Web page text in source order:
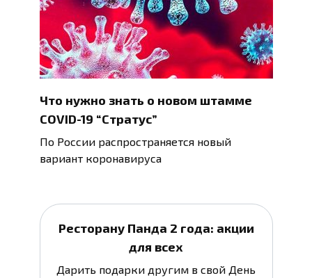
Что нужно знать о новом штамме
COVID-19 “Стратус”
По России распространяется новый
вариант коронавируса
Ресторану Панда 2 года: акции
для всех
Дарить подарки другим в свой День